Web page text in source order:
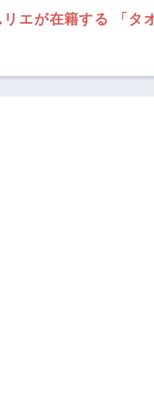
リエが在籍する 「タ